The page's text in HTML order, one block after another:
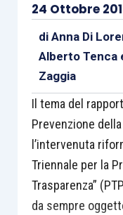
24 Ottobre
di Anna Di
Alberto Tenca
Zaggia
Il tema del
Prevenzione
l’intervenuta
Triennale per la
Trasparenza”
da sempre